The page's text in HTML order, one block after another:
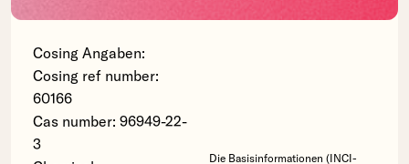
Cosing Angaben:
Cosing ref number:
60166
Cas number: 96949-22-
3
Die Basisinformationen (INCI-